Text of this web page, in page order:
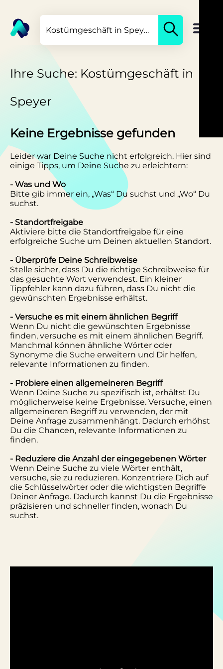
Ihre Suche: Kostümgeschäft in
Speyer
Keine Ergebnisse gefunden
Leider war Deine Suche nicht erfolgreich. Hier sind
einige Tipps, um Deine Suche zu erleichtern:
- Was und Wo
Bitte gib immer ein, „Was“ Du suchst und „Wo“ Du
suchst.
- Standortfreigabe
Aktiviere bitte die Standortfreigabe für eine
erfolgreiche Suche um Deinen aktuellen Standort.
- Überprüfe Deine Schreibweise
Stelle sicher, dass Du die richtige Schreibweise für
das gesuchte Wort verwendest. Ein kleiner
Tippfehler kann dazu führen, dass Du nicht die
gewünschten Ergebnisse erhältst.
- Versuche es mit einem ähnlichen Begriff
Wenn Du nicht die gewünschten Ergebnisse
finden, versuche es mit einem ähnlichen Begriff.
Manchmal können ähnliche Wörter oder
Synonyme die Suche erweitern und Dir helfen,
relevante Informationen zu finden.
- Probiere einen allgemeineren Begriff
Wenn Deine Suche zu spezifisch ist, erhältst Du
möglicherweise keine Ergebnisse. Versuche, einen
allgemeineren Begriff zu verwenden, der mit
Deine Anfrage zusammenhängt. Dadurch erhöhst
Du die Chancen, relevante Informationen zu
finden.
- Reduziere die Anzahl der eingegebenen Wörter
Wenn Deine Suche zu viele Wörter enthält,
versuche, sie zu reduzieren. Konzentriere Dich auf
die Schlüsselwörter oder die wichtigsten Begriffe
Deiner Anfrage. Dadurch kannst Du die Ergebnisse
präzisieren und schneller finden, wonach Du
suchst.